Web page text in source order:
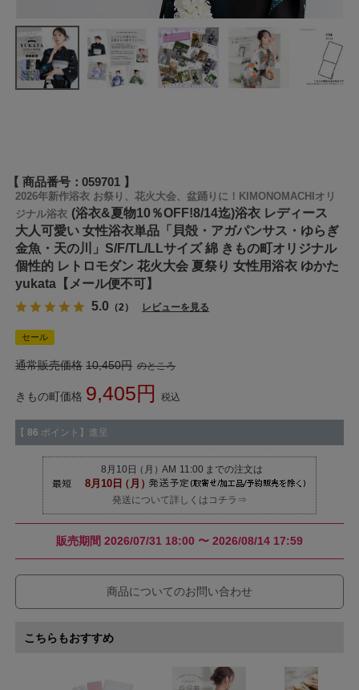
商品番号 059701
2026年新作浴衣 お祭り、花火大会、盆踊りに！KIMONOMACHIオリ
ジナル浴衣 (浴衣&夏物10％OFF!8/14迄)浴衣 レディース
大人可愛い 女性浴衣単品「貝殻・アガパンサス・ゆらぎ
金魚・天の川」S/F/TL/LLサイズ 綿 きもの町オリジナル
個性的 レトロモダン 花火大会 夏祭り 女性用浴衣 ゆかた
yukata【メール便不可】
5.0 （2） レビューを見る
セール
通常販売価格 10,450 のところ
きもの町価格 9,405 税込
【 86 ポイント】進呈
発送について詳しくはコチラ⇒
販売期間 2026/07/31 18:00 〜 2026/08/14 17:59
商品についてのお問い合わせ
こちらもおすすめ